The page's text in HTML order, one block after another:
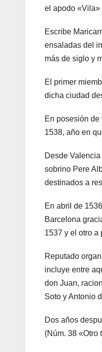
el apodo «Vila»
Escribe
ensaladas del
más de siglo y
El primer
dicha ciudad
En posesión
1538, año en
Desde
sobrino Pere
destinados a
En abril de
Barcelona
1537 y el otro a
Reputado
incluye entre
don Juan,
Soto y Antonio
Dos años
(Núm. 38 «Otro